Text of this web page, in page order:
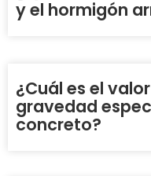
y el hormigón
¿Cuál es el
gravedad
concreto?